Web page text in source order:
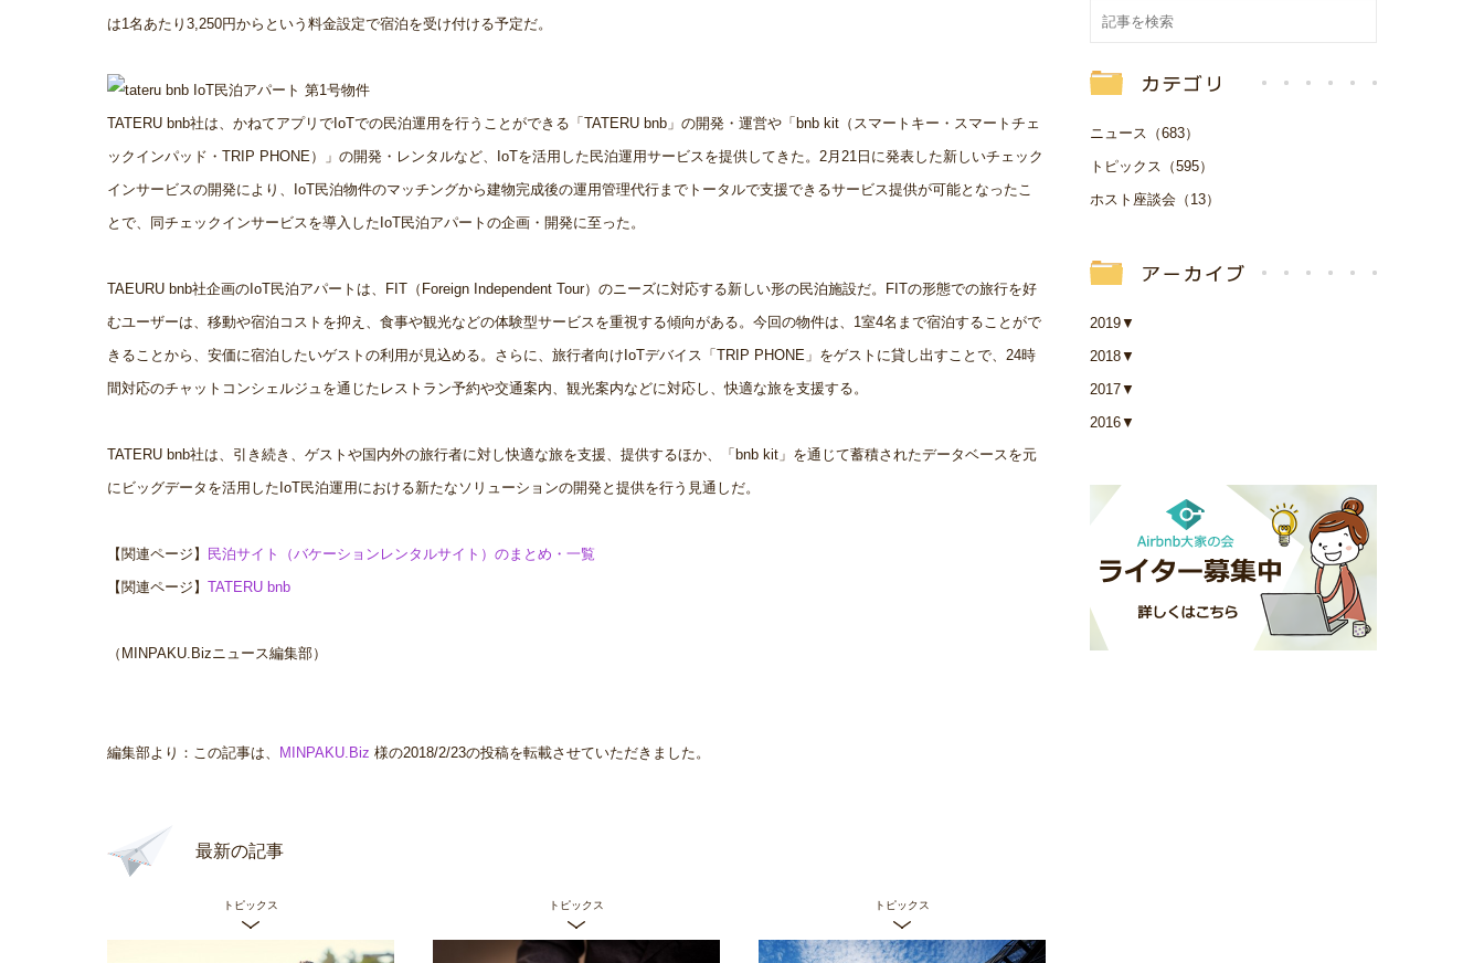
は1名あたり3,250円からという料金設定で宿泊を受け付ける予定だ。
TATERU bnb社は、かねてアプリでIoTでの民泊運用を行うことができる「TATERU bnb」の開発・運営や「bnb kit（スマートキー・スマートチェ
ックインパッド・TRIP PHONE）」の開発・レンタルなど、IoTを活用した民泊運用サービスを提供してきた。2月21日に発表した新しいチェック
インサービスの開発により、IoT民泊物件のマッチングから建物完成後の運用管理代行までトータルで支援できるサービス提供が可能となったこ
とで、同チェックインサービスを導入したIoT民泊アパートの企画・開発に至った。
TAEURU bnb社企画のIoT⺠泊アパートは、FIT（Foreign Independent Tour）のニーズに対応する新しい形の⺠泊施設だ。FITの形態での旅行を好
むユーザーは、移動や宿泊コストを抑え、食事や観光などの体験型サービスを重視する傾向がある。今回の物件は、1室4名まで宿泊することがで
きることから、安価に宿泊したいゲストの利用が見込める。さらに、旅⾏者向けIoTデバイス「TRIP PHONE」をゲストに貸し出すことで、24時
間対応のチャットコンシェルジュを通じたレストラン予約や交通案内、観光案内などに対応し、快適な旅を支援する。
TATERU bnb社は、引き続き、ゲストや国内外の旅行者に対し快適な旅を支援、提供するほか、「bnb kit」を通じて蓄積されたデータベースを元
にビッグデータを活⽤したIoT⺠泊運⽤における新たなソリューションの開発と提供を⾏う見通しだ。
【関連ページ】
民泊サイト（バケーションレンタルサイト）のまとめ・一覧
【関連ページ】 TATERU bnb
（MINPAKU.Bizニュース編集部）
編集部より：この記事は、 MINPAKU.Biz 様の2018/2/23の投稿を転載させていただきました。
最新の記事
トピックス トピックス トピックス
ニュース（683）
トピックス（595）
ホスト座談会（13）
2019▼
2018▼
2017▼
2016▼